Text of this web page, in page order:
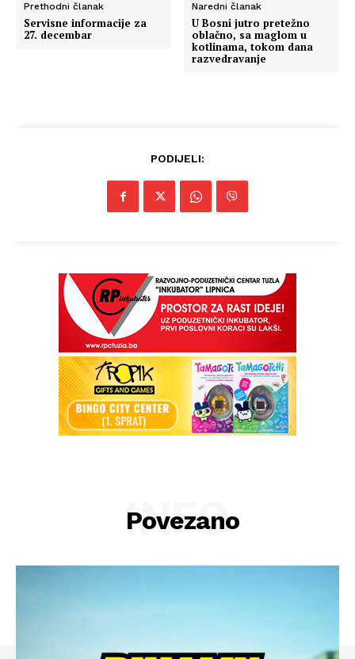
Prethodni članak
Servisne informacije za
27. decembar
Naredni članak
U Bosni jutro pretežno
oblačno, sa maglom u
kotlinama, tokom dana
razvedravanje
PODIJELI:
Povezano
INFO